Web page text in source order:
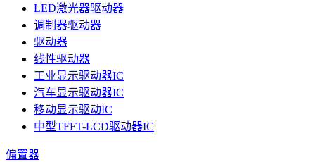
LED激光器驱动器
调制器驱动器
驱动器
线性驱动器
工业显示驱动器IC
汽车显示驱动器IC
移动显示驱动IC
中型TFFT-LCD驱动器IC
偏置器